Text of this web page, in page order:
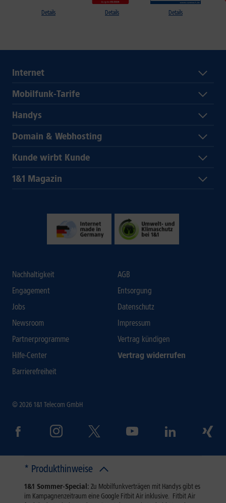
Details Details Details
Internet
Mobilfunk-Tarife
Handys
Domain & Webhosting
Kunde wirbt Kunde
1&1 Magazin
Nachhaltigkeit
Engagement
Jobs
Newsroom
Partnerprogramme
Hilfe-Center
Barrierefreiheit
AGB
Entsorgung
Datenschutz
Impressum
Vertrag kündigen
Vertrag widerrufen
© 2026 1&1 Telecom GmbH